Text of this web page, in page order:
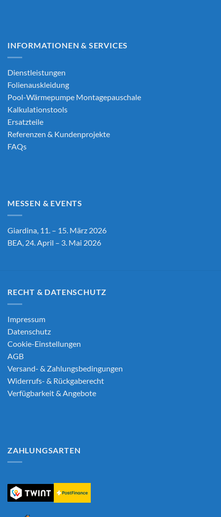
INFORMATIONEN & SERVICES
Dienstleistungen
Folienauskleidung
Pool-Wärmepumpe Montagepauschale
Kalkulationstools
Ersatzteile
Referenzen & Kundenprojekte
FAQs
MESSEN & EVENTS
Giardina, 11. – 15. März 2026
BEA, 24. April – 3. Mai 2026
RECHT & DATENSCHUTZ
Impressum
Datenschutz
Cookie-Einstellungen
AGB
Versand- & Zahlungsbedingungen
Widerrufs- & Rückgaberecht
Verfügbarkeit & Angebote
ZAHLUNGSARTEN